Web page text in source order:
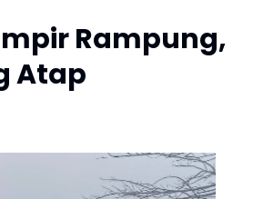
Rampung,
Atap